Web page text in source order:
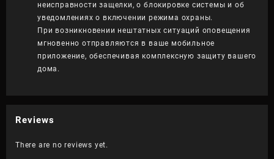
неисправности защелки, о блокировке системы и об
уведомлениях о включении режима охраны.
При возникновении нештатных ситуаций оповещения
мгновенно отправляются в ваше мобильное
приложение, обеспечивая комплексную защиту вашего
дома.
Reviews
There are no reviews yet.